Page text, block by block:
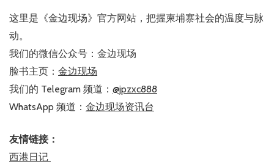
这里是《金边现场》官方网站，把握柬埔寨社会的温度与脉
动。
我们的微信公众号：金边现场
脸书主页： 金边现场
我们的 Telegram 频道： @jpzxc888
WhatsApp 频道： 金边现场资讯台
友情链接：
西港日记